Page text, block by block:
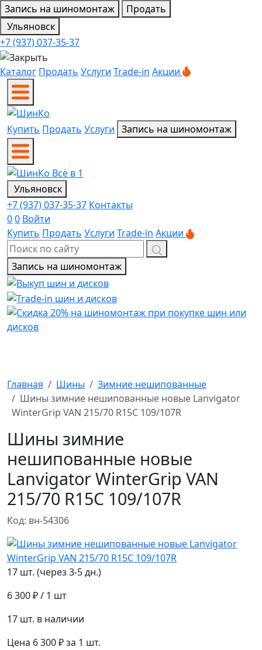
Запись на шиномонтаж
Продать
Ульяновск
+7 (937) 037-35-37
Каталог Продать Услуги Trade-in Акции
Купить Продать Услуги Запись на шиномонтаж
Ульяновск
+7 (937) 037-35-37 Контакты
00 Войти
Купить Продать Услуги Trade-in Акции
Запись на шиномонтаж
Главная Шины
Зимние нешипованные
Шины зимние нешипованные новые Lanvigator
WinterGrip VAN 215/70 R15C 109/107R
Шины зимние
нешипованные новые
Lanvigator WinterGrip VAN
215/70 R15C 109/107R
Код: вн-54306
17 шт. (через 3-5 дн.)
6 300 ₽/ 1 шт
17 шт. в наличии
Цена 6 300 ₽ за 1 шт.